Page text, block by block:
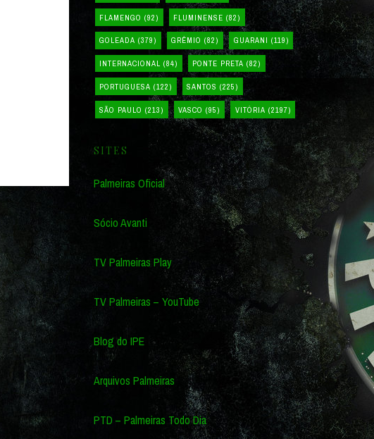
FLAMENGO (92) FLUMINENSE (82)
GOLEADA (379) GRÊMIO (82) GUARANI (119)
INTERNACIONAL (84) PONTE PRETA (82)
PORTUGUESA (122) SANTOS (225)
SÃO PAULO (213) VASCO (95) VITÓRIA (2197)
SITES
Palmeiras Oficial
Sócio Avanti
TV Palmeiras Play
TV Palmeiras – YouTube
Blog do IPE
Arquivos Palmeiras
PTD – Palmeiras Todo Dia